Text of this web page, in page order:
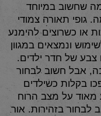
שחשוב במיוחד
גופי תאורה צמודי
או כשרוצים להימנע
ונמצאים במגוון
צבע של חדר ילדים.
אבל חשוב לבחור
בקלות כשילדים
מאוד על מצב הרוח
לבחור בזהירות. אור